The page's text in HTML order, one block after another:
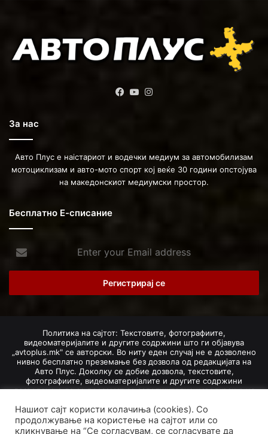
Facebook
YouTube
За нас
Авто Плус е наістариот и водечки медиум за автомобилизам
мотоциклизам и авто-мото спорт кој веќе 30 години опстојува
на македонскиот медиумски простор.
Бесплатно Е-списание
Enter
your
Email
Политика на сајтот: Текстовите, фотографиите,
видеоматеријалите и другите содржини што ги објавува
„avtoplus.mk" се авторски. Во ниту еден случај не е дозволено
нивно бесплатно преземање без дозвола од редакцијата на
Авто Плус. Доколку се добие дозвола, текстовите,
фотографиите, видеоматеријалите и другите содржини
дозволено е да се преземат со задолжително наведување на
(линк) до оригиналната содржина на „avtoplus.mk". При
добивање на одобрување од редакцијата за превземање на
текст, може да се превземе само дел од новинарско дело
Нашиот сајт користи колачиња (cookies). Со
продолжување на користење на сајтот или со
кликнување на “Се согласувам, се согласувате да